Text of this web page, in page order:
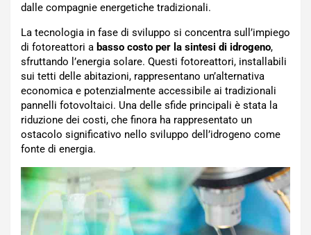
dalle compagnie energetiche tradizionali.
La tecnologia in fase di sviluppo si concentra sull’impiego
di fotoreattori a basso costo per la sintesi di idrogeno,
sfruttando l’energia solare. Questi fotoreattori, installabili
sui tetti delle abitazioni, rappresentano un’alternativa
economica e potenzialmente accessibile ai tradizionali
pannelli fotovoltaici. Una delle sfide principali è stata la
riduzione dei costi, che finora ha rappresentato un
ostacolo significativo nello sviluppo dell’idrogeno come
fonte di energia.